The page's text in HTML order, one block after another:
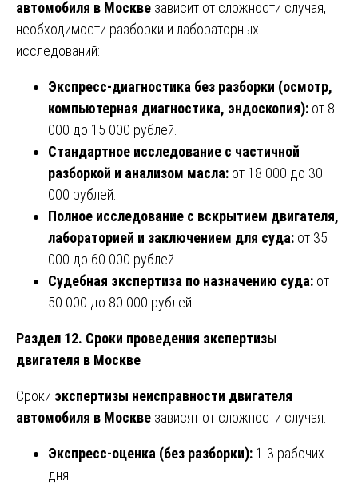
автомобиля в Москве зависит от сложности случая,
необходимости разборки и лабораторных
исследований:
Экспресс-диагностика без разборки (осмотр,
компьютерная диагностика, эндоскопия): от 8
000 до 15 000 рублей.
Стандартное исследование с частичной
разборкой и анализом масла: от 18 000 до 30
000 рублей.
Полное исследование с вскрытием двигателя,
лабораторией и заключением для суда: от 35
000 до 60 000 рублей.
Судебная экспертиза по назначению суда: от
50 000 до 80 000 рублей.
Раздел 12. Сроки проведения экспертизы
двигателя в Москве
Сроки экспертизы неисправности двигателя
автомобиля в Москве зависят от сложности случая:
Экспресс-оценка (без разборки): 1-3 рабочих
дня.